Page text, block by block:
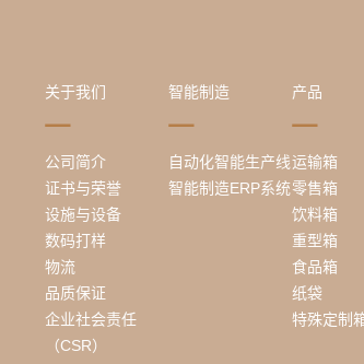
关于我们
公司简介
证书与荣誉
设施与设备
数码打样
物流
品质保证
企业社会责任
（CSR）
智能制造
自动化智能生产线
智能制造ERP系统
产品
运输箱
零售箱
饮料箱
重型箱
食品箱
纸袋
特殊定制